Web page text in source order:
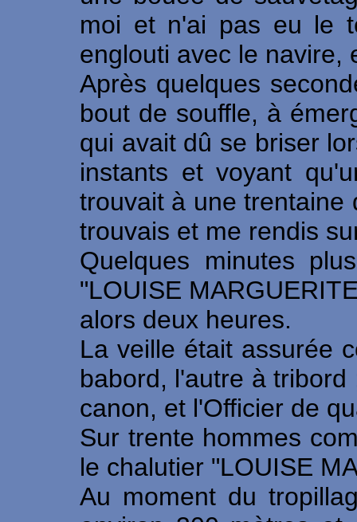
moi et n'ai pas eu le
englouti avec le navire,
Après quelques
bout de souffle, à
qui avait dû se briser
instants et voyant
trouvait à une trentaine
trouvais et me rendis
Quelques minutes
"LOUISE
alors deux heures.
La veille était assurée
babord, l'autre à
canon, et l'Officier de
Sur trente hommes
le chalutier "LOUISE
Au moment du